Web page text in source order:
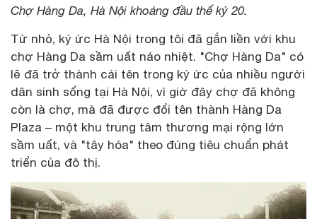
Chợ Hàng Da, Hà Nội khoảng đầu thế kỷ 20.
Từ nhỏ, ký ức Hà Nội trong tôi đã gắn liền với khu
chợ Hàng Da sầm uất náo nhiệt. "Chợ Hàng Da" có
lẽ đã trở thành cái tên trong ký ức của nhiều người
dân sinh sống tại Hà Nội, vì giờ đây chợ đã không
còn là chợ, mà đã được đổi tên thành Hàng Da
Plaza – một khu trung tâm thương mại rộng lớn
sầm uất, và "tây hóa" theo đúng tiêu chuẩn phát
triển của đô thị.